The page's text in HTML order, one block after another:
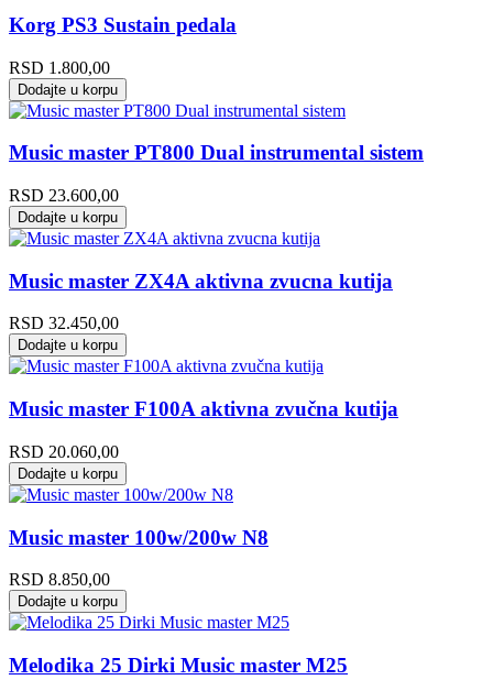
Korg PS3 Sustain pedala
RSD 1.800,00
Dodajte u korpu
Music master PT800 Dual instrumental sistem
RSD 23.600,00
Dodajte u korpu
Music master ZX4A aktivna zvucna kutija
RSD 32.450,00
Dodajte u korpu
Music master F100A aktivna zvučna kutija
RSD 20.060,00
Dodajte u korpu
Music master 100w/200w N8
RSD 8.850,00
Dodajte u korpu
Melodika 25 Dirki Music master M25